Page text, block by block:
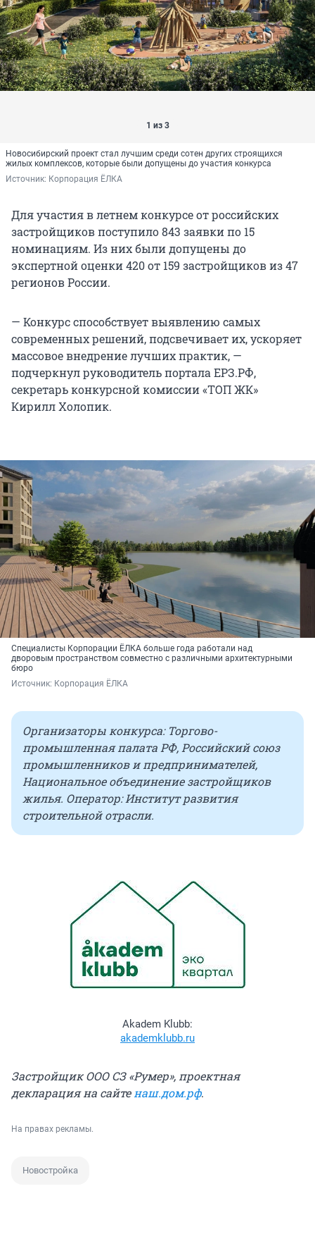
1 из 3
Новосибирский проект стал лучшим среди сотен других строящихся
жилых комплексов, которые были допущены до участия конкурса
Источник: Корпорация ЁЛКА
Для участия в летнем конкурсе от российских
застройщиков поступило 843 заявки по 15
номинациям. Из них были допущены до
экспертной оценки 420 от 159 застройщиков из 47
регионов России.
— Конкурс способствует выявлению самых
современных решений, подсвечивает их, ускоряет
массовое внедрение лучших практик, —
подчеркнул руководитель портала ЕРЗ.РФ,
секретарь конкурсной комиссии «ТОП ЖК»
Кирилл Холопик.
Специалисты Корпорации ЁЛКА больше года работали над
дворовым пространством совместно с различными архитектурными
бюро
Источник: Корпорация ЁЛКА
Организаторы конкурса: Торгово-
промышленная палата РФ, Российский союз
промышленников и предпринимателей,
Национальное объединение застройщиков
жилья. Оператор: Институт развития
строительной отрасли.
Akadem Klubb:
akademklubb.ru
Застройщик ООО СЗ «Румер», проектная
декларация на сайтенаш.дом.рф.
На правах рекламы.
Новостройка